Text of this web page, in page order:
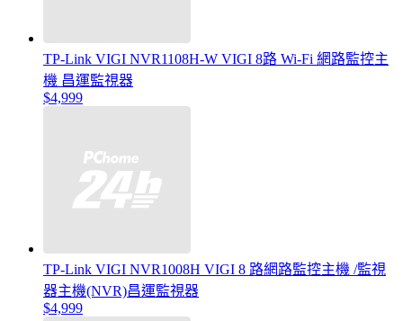
TP-Link VIGI NVR1108H-W VIGI 8路 Wi-Fi 網路監控主
機 昌運監視器
$4,999
TP-Link VIGI NVR1008H VIGI 8 路網路監控主機 /監視
器主機(NVR)昌運監視器
$4,999